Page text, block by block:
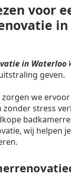
voor
in
in Waterloo
geven.
we
zonder stress
wij helpen